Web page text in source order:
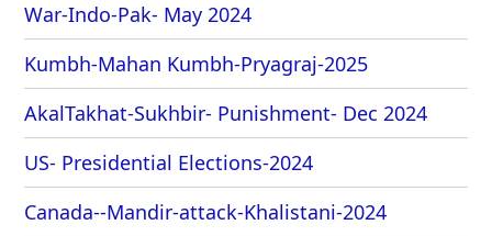
War-Indo-Pak- May 2024
Kumbh-Mahan Kumbh-Pryagraj-2025
AkalTakhat-Sukhbir- Punishment- Dec 2024
US- Presidential Elections-2024
Canada--Mandir-attack-Khalistani-2024